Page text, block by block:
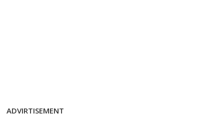
ADVIRTISEMENT